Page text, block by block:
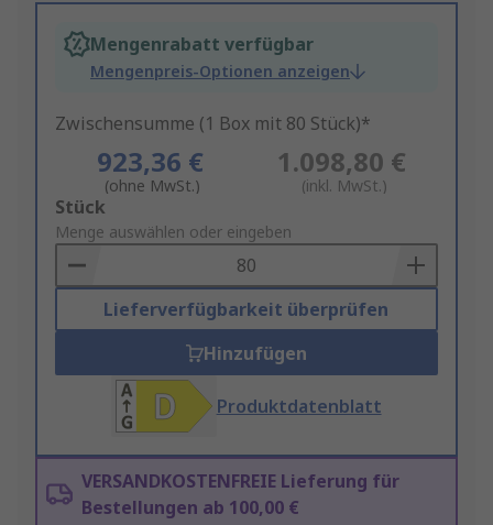
Mengenrabatt verfügbar
Mengenpreis-Optionen anzeigen
Zwischensumme (1 Box mit 80 Stück)*
923,36 €
(ohne MwSt.)
1.098,80 €
(inkl. MwSt.)
Add
to
Basket
Stück
Menge auswählen oder eingeben
Lieferverfügbarkeit überprüfen
Hinzufügen
Produktdatenblatt
VERSANDKOSTENFREIE Lieferung für
Bestellungen ab 100,00 €